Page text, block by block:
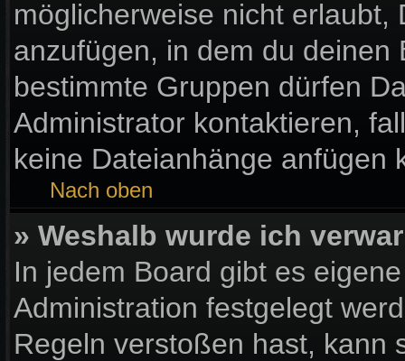
möglicherweise nicht
anzufügen, in dem du
bestimmte Gruppen dürfen
Administrator kontaktieren,
keine Dateianhänge anfügen
Nach oben
» Weshalb wurde ich
In jedem Board gibt es
Administration festgelegt
Regeln verstoßen hast, kann